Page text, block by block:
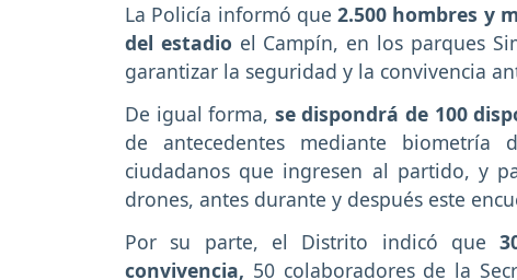
La Policía informó que 2.500 hombres y
del estadio el Campín, en los parques
garantizar la seguridad y la convivencia
De igual forma, se dispondrá de 100
de antecedentes mediante
ciudadanos que ingresen al partido, y
drones, antes durante y después este
Por su parte, el Distrito indicó que
convivencia, 50 colaboradores de la